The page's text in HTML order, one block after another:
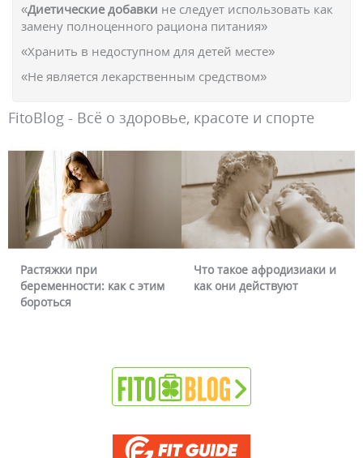
«Диетические добавки не следует использовать как
замену полноценного рациона питания»
«Хранить в недоступном для детей месте»
«Не является лекарственным средством»
FitoBlog - Всё о здоровье, красоте и спорте
Растяжки при
беременности: как с этим
бороться
Что такое афродизиаки и
как они действуют